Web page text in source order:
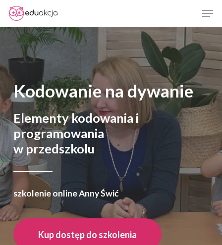
Skip
main
content
Kodowanie na dywanie
Elementy kodowania i
programowania
w przedszkolu
szkolenie online Anny Świć
Kup dostęp do szkolenia
Close
Menu